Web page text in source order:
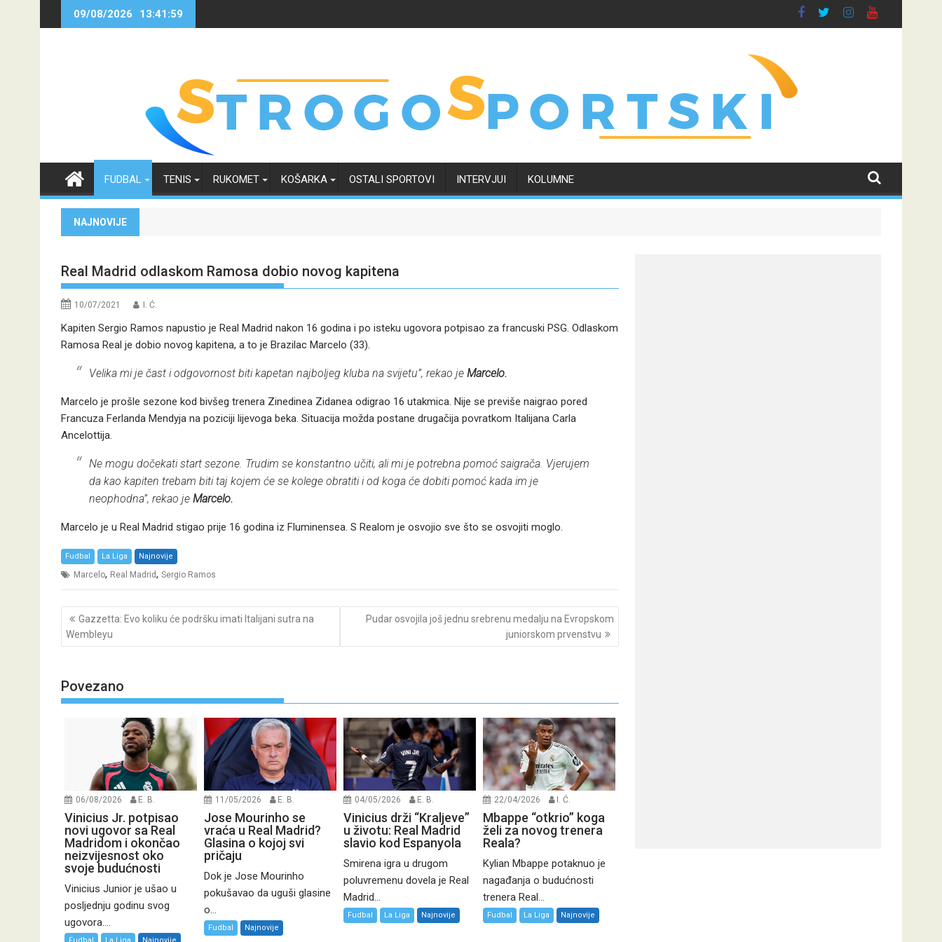
09/08/2026 13:41:59
FUDBAL TENIS RUKOMET KOŠARKA OSTALI SPORTOVI INTERVJUI KOLUMNE
NAJNOVIJE
Real Madrid odlaskom Ramosa dobio novog kapitena
10/07/2021 I. Ć.
Kapiten Sergio Ramos napustio je Real Madrid nakon 16 godina i po isteku ugovora potpisao za francuski PSG. Odlaskom
Ramosa Real je dobio novog kapitena, a to je Brazilac Marcelo (33).
Velika mi je čast i odgovornost biti kapetan najboljeg kluba na svijetu”, rekao je Marcelo.
Marcelo je prošle sezone kod bivšeg trenera Zinedinea Zidanea odigrao 16 utakmica. Nije se previše naigrao pored
Francuza Ferlanda Mendyja na poziciji lijevoga beka. Situacija možda postane drugačija povratkom Italijana Carla
Ancelottija.
Ne mogu dočekati start sezone. Trudim se konstantno učiti, ali mi je potrebna pomoć saigrača. Vjerujem
da kao kapiten trebam biti taj kojem će se kolege obratiti i od koga će dobiti pomoć kada im je
neophodna”, rekao je Marcelo.
Marcelo je u Real Madrid stigao prije 16 godina iz Fluminensea. S Realom je osvojio sve što se osvojiti moglo.
Fudbal La Liga Najnovije
Marcelo, Real Madrid, Sergio Ramos
Post
navigation
Gazzetta: Evo koliku će podršku imati Italijani sutra na
Wembleyu
Pudar osvojila još jednu srebrenu medalju na Evropskom
juniorskom prvenstvu
Povezano
06/08/2026 E. B.
Vinicius Jr. potpisao
novi ugovor sa Real
Madridom i okončao
neizvijesnost oko
svoje budućnosti
Vinicius Junior je ušao u
posljednju godinu svog
ugovora....
11/05/2026 E. B.
Jose Mourinho se
vraća u Real Madrid?
Glasina o kojoj svi
pričaju
Dok je Jose Mourinho
pokušavao da uguši glasine
o...
Fudbal Najnovije
04/05/2026 E. B.
Vinicius drži “Kraljeve”
u životu: Real Madrid
slavio kod Espanyola
Smirena igra u drugom
poluvremenu dovela je Real
Madrid...
Fudbal La Liga Najnovije
22/04/2026 I. Ć.
Mbappe “otkrio” koga
želi za novog trenera
Reala?
Kylian Mbappe potaknuo je
nagađanja o budućnosti
trenera Real...
Fudbal La Liga Najnovije